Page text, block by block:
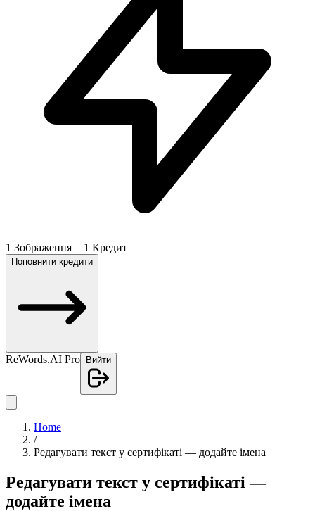
1 Зображення = 1 Кредит
Поповнити кредити
ReWords.AI Pro Вийти
Home
/
Редагувати текст у сертифікаті — додайте імена
Редагувати текст у сертифікаті —
додайте імена